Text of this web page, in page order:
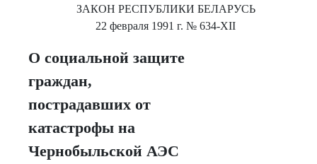
ЗАКОН РЕСПУБЛИКИ БЕЛАРУСЬ
22 февраля 1991 г. № 634-XІІ
О социальной защите
граждан,
пострадавших от
катастрофы на
Чернобыльской АЭС